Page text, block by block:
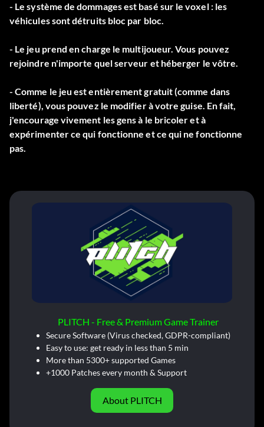
- Le système de dommages est basé sur le voxel : les
véhicules sont détruits bloc par bloc.
- Le jeu prend en charge le multijoueur. Vous pouvez
rejoindre n'importe quel serveur et héberger le vôtre.
- Comme le jeu est entièrement gratuit (comme dans
liberté), vous pouvez le modifier à votre guise. En fait,
j'encourage vivement les gens à le bricoler et à
expérimenter ce qui fonctionne et ce qui ne fonctionne
pas.
PLITCH - Free & Premium Game Trainer
Secure Software (Virus checked, GDPR-compliant)
Easy to use: get ready in less than 5 min
More than 5300+ supported Games
+1000 Patches every month & Support
About PLITCH